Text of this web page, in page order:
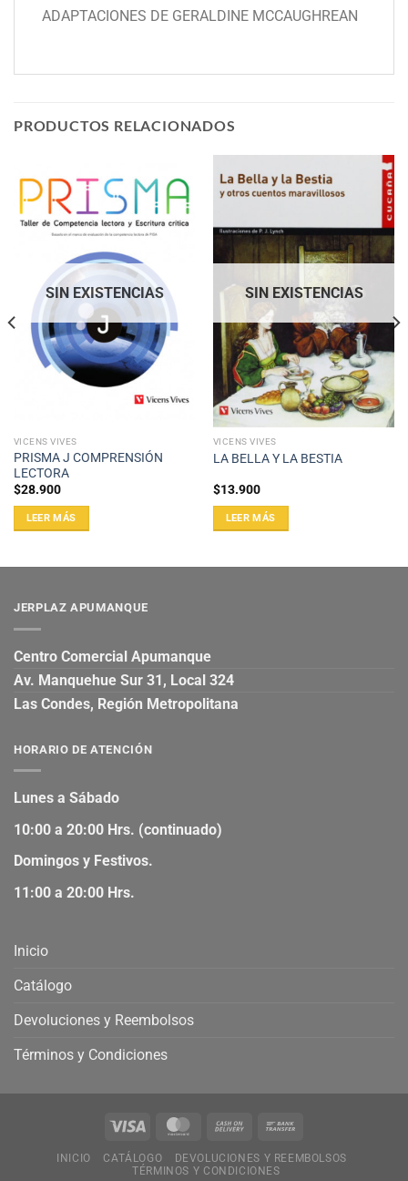
ADAPTACIONES DE GERALDINE MCCAUGHREAN
PRODUCTOS RELACIONADOS
SIN EXISTENCIAS
VICENS VIVES
PRISMA J COMPRENSIÓN
LECTORA
$28.900
LEER MÁS
SIN EXISTENCIAS
VICENS VIVES
LA BELLA Y LA BESTIA
$13.900
LEER MÁS
JERPLAZ APUMANQUE
Centro Comercial Apumanque
Av. Manquehue Sur 31, Local 324
Las Condes, Región Metropolitana
HORARIO DE ATENCIÓN
Lunes a Sábado
10:00 a 20:00 Hrs. (continuado)
Domingos y Festivos.
11:00 a 20:00 Hrs.
Inicio
Catálogo
Devoluciones y Reembolsos
Términos y Condiciones
INICIO CATÁLOGO
DEVOLUCIONES Y REEMBOLSOS
TÉRMINOS Y CONDICIONES